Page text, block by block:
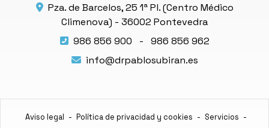
Pza. de Barcelos, 25 1ª Pl. (Centro Médico
Climenova) - 36002 Pontevedra
986 856 900
-
986 856 962
info@drpablosubiran.es
Aviso legal - Política de privacidad y cookies - Servicios -